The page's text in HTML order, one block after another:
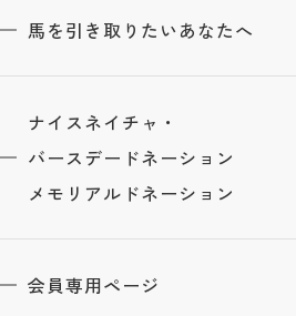
馬を引き取りたいあなたへ
ナイスネイチャ・
バースデードネーション
メモリアルドネーション
会員専用ページ